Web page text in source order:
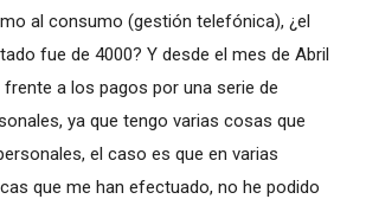
al consumo (gestión telefónica), ¿el
fue de 4000? Y desde el mes de Abril
a los pagos por una serie de
ya que tengo varias cosas que
el caso es que en varias
que me han efectuado, no he podido